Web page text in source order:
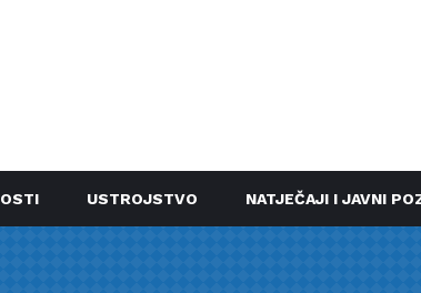
USTROJSTVO NATJEČAJI I JAVNI